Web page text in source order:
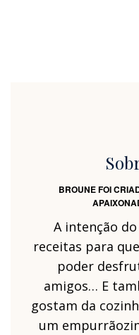
BROUNE FOI
A intenção
receitas para
poder
amigos… E
gostam da
um